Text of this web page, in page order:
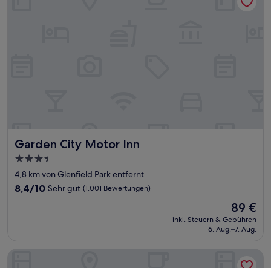
Garden City Motor Inn
Garden City Motor Inn
3.5-
Sterne-
Unterkunft
4,8 km von Glenfield Park entfernt
8.4
Bewertungen)
8,4/10 Sehr gut (1.001 Bewertungen)
Der
Preis
beträgt
89 €
inkl. Steuern & Gebühren
6. Aug.–7. Aug.
Central Cullen Apartments